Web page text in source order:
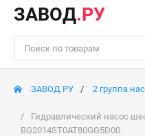
ЗАВОД.РУ
ЗАВОД РУ 2 группа
Гидравлический насос
BG2014ST0AT80GG5D00